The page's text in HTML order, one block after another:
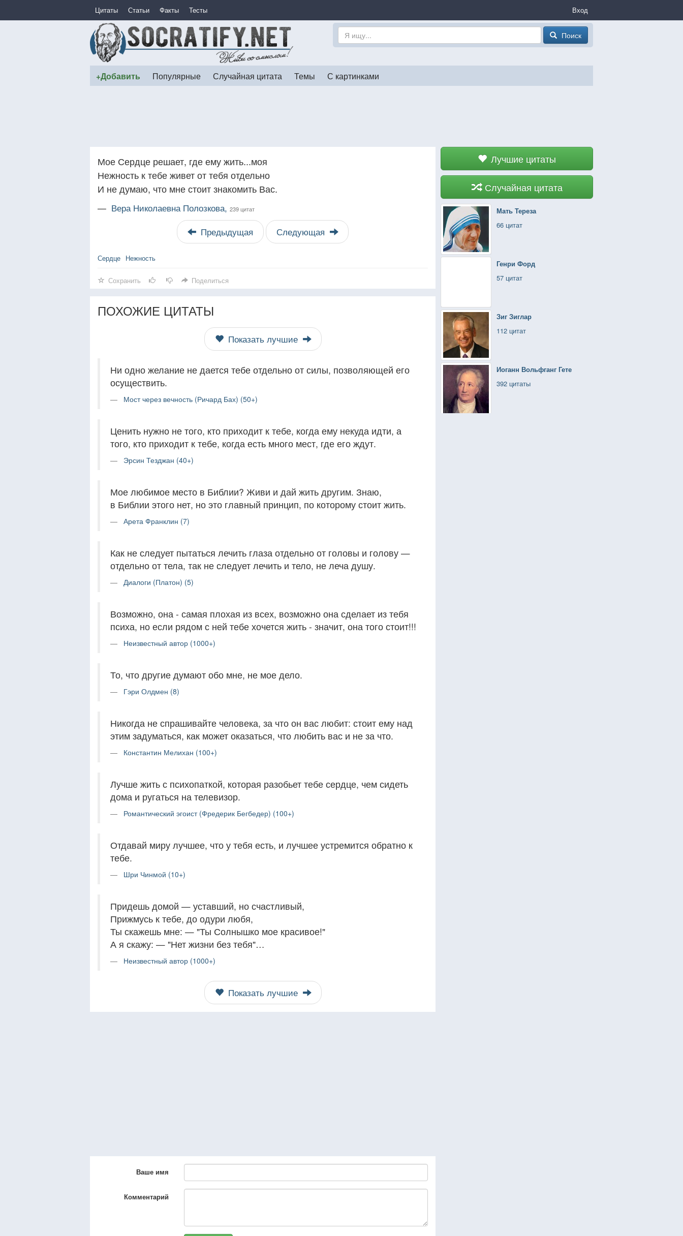
Цитаты Статьи Факты Тесты Вход
Поиск
+Добавить Популярные Случайная цитата Темы С картинками
Лучшие цитаты
Случайная цитата
Мать Тереза
66 цитат
Генри Форд
57 цитат
Зиг Зиглар
112 цитат
Иоганн Вольфганг Гете
392 цитаты
Мое Сердце решает, где ему жить...моя
Нежность к тебе живет от тебя отдельно
И не думаю, что мне стоит знакомить Вас.
— Вера Николаевна Полозкова, 239 цитат
Предыдущая Следующая
Сердце Нежность
Сохранить Поделиться
ПОХОЖИЕ ЦИТАТЫ
Показать лучшие
Ни одно желание не дается тебе отдельно от силы, позволяющей его
осуществить.
Мост через вечность (Ричард Бах) (50+)
Ценить нужно не того, кто приходит к тебе, когда ему некуда идти, а
того, кто приходит к тебе, когда есть много мест, где его ждут.
Эрсин Тезджан (40+)
Мое любимое место в Библии? Живи и дай жить другим. Знаю,
в Библии этого нет, но это главный принцип, по которому стоит жить.
Арета Франклин (7)
Как не следует пытаться лечить глаза отдельно от головы и голову —
отдельно от тела, так не следует лечить и тело, не леча душу.
Диалоги (Платон) (5)
Возможно, она - самая плохая из всех, возможно она сделает из тебя
психа, но если рядом с ней тебе хочется жить - значит, она того стоит!!!
Неизвестный автор (1000+)
То, что другие думают обо мне, не мое дело.
Гэри Олдмен (8)
Никогда не спрашивайте человека, за что он вас любит: стоит ему над
этим задуматься, как может оказаться, что любить вас и не за что.
Константин Мелихан (100+)
Лучше жить с психопаткой, которая разобьет тебе сердце, чем сидеть
дома и ругаться на телевизор.
Романтический эгоист (Фредерик Бегбедер) (100+)
Отдавай миру лучшее, что у тебя есть, и лучшее устремится обратно к
тебе.
Шри Чинмой (10+)
Придешь домой — уставший, но счастливый,
Прижмусь к тебе, до одури любя,
Ты скажешь мне: — "Ты Солнышко мое красивое!"
А я скажу: — "Нет жизни без тебя"…
Неизвестный автор (1000+)
Показать лучшие
Ваше имя
Комментарий